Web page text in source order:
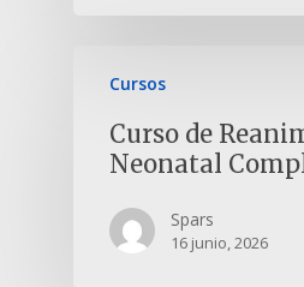
Cursos
Curso de
Neonatal
Spars
16 junio, 2026